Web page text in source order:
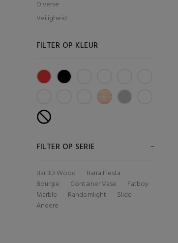
Diverse
Veiligheid
FILTER OP KLEUR
FILTER OP SERIE
Bar 3D Wood
Barra Fiesta
Bourgie
Container Vase
Fatboy
Marble
Randomlight
Slide
Andere